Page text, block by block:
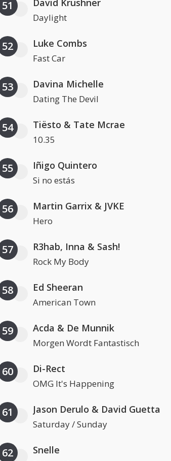
51 David Krushner
Daylight
52 Luke Combs
Fast Car
53 Davina Michelle
Dating The Devil
54 Tiësto & Tate Mcrae
10.35
55 Iñigo Quintero
Si no estás
56 Martin Garrix & JVKE
Hero
57 R3hab, Inna & Sash!
Rock My Body
58 Ed Sheeran
American Town
59 Acda & De Munnik
Morgen Wordt Fantastisch
60 Di-Rect
OMG It's Happening
61 Jason Derulo & David Guetta
Saturday / Sunday
62 Snelle